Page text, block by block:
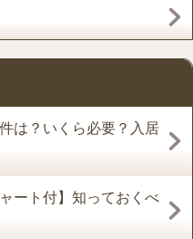
は？いくら必要？入居
ート付】知っておくべ